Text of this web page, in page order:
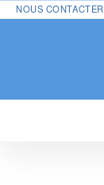
NOUS CONTACTER